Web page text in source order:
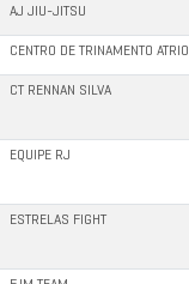
AJ JIU-JITSU
CENTRO DE TRINAMENTO ATRIO
CT RENNAN SILVA
EQUIPE RJ
ESTRELAS FIGHT